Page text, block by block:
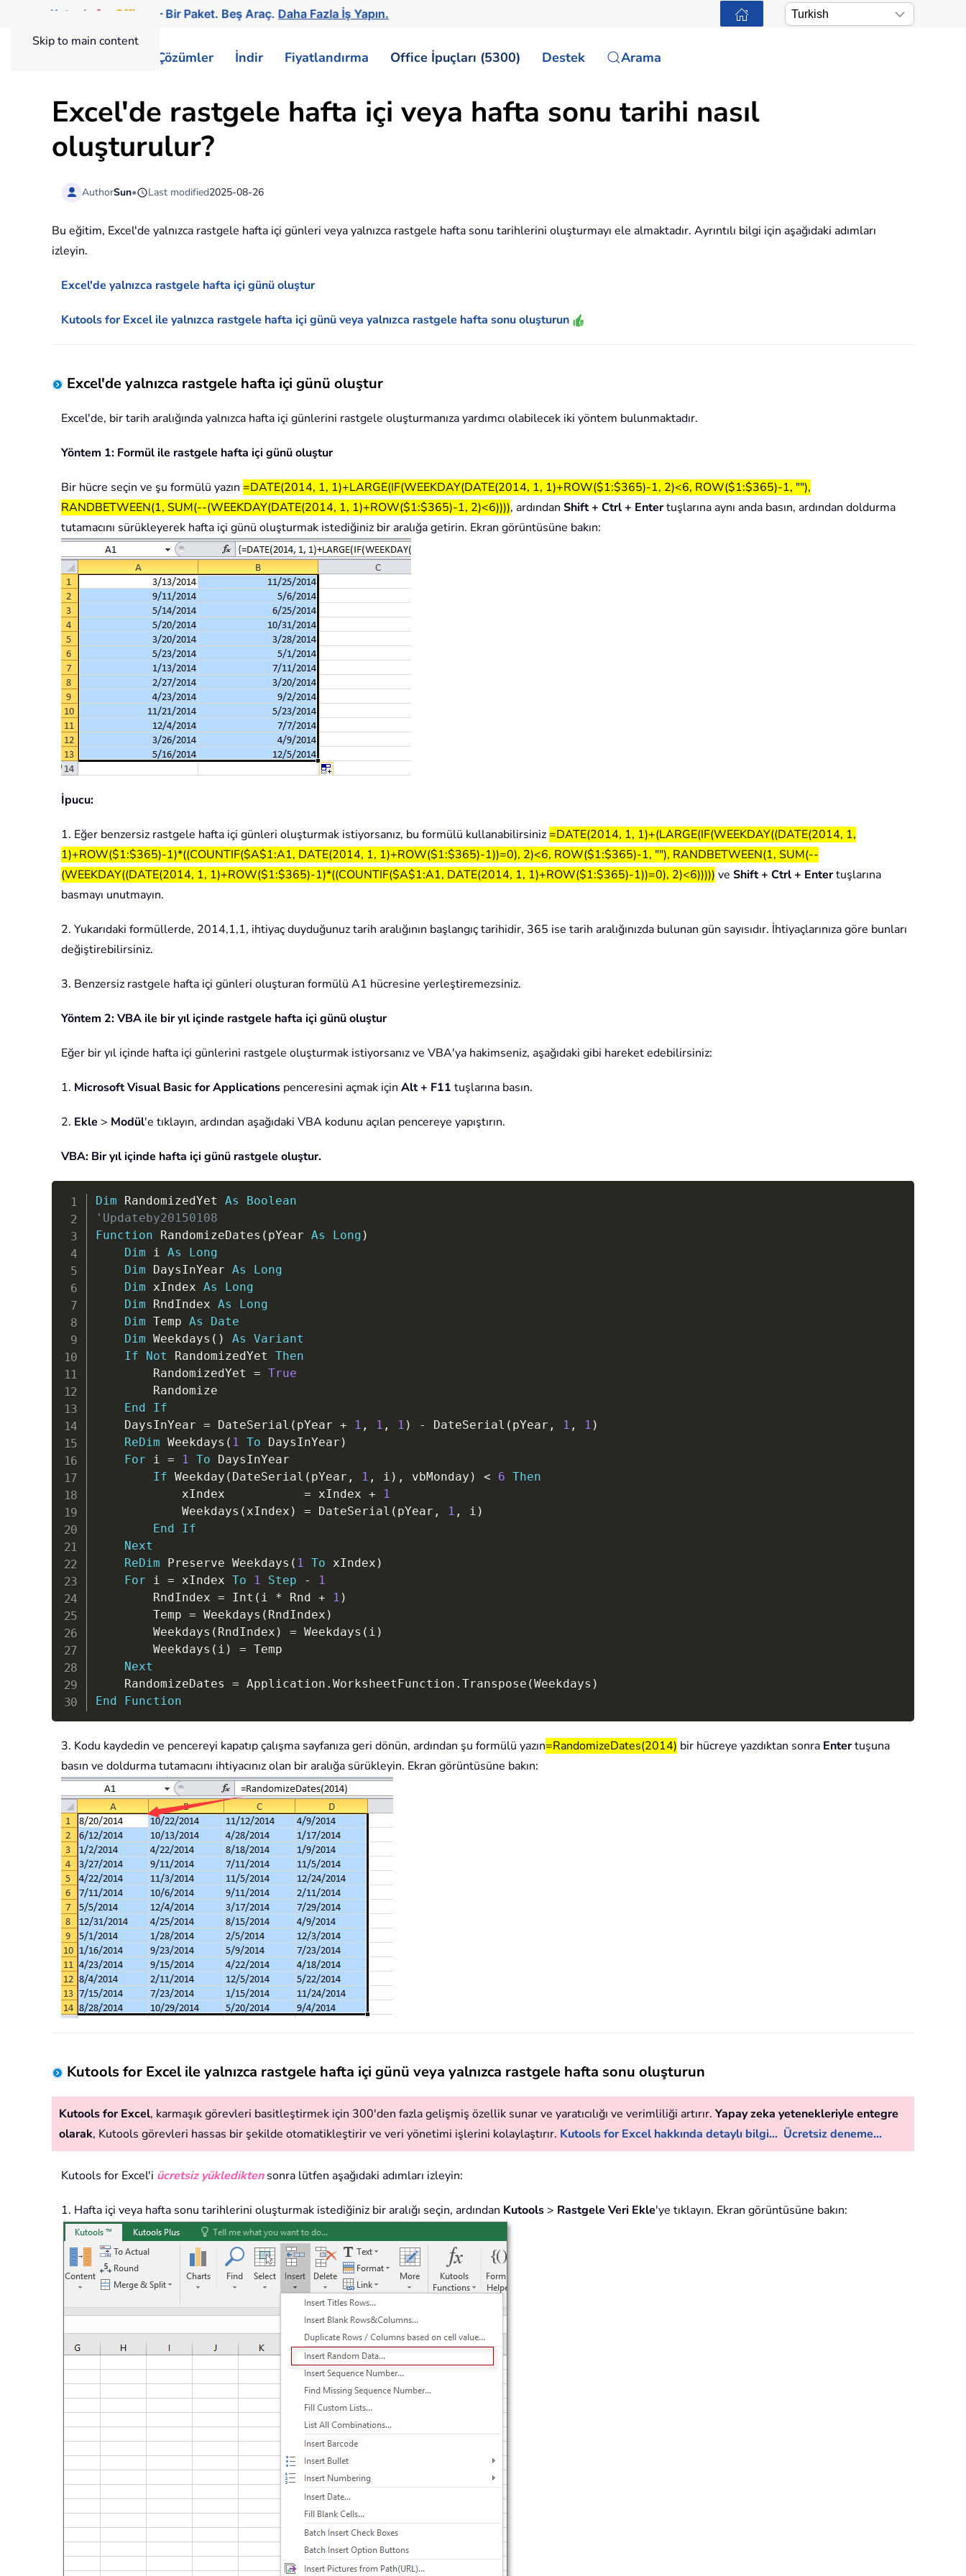
Skip to main content
Kutools for Office — Bir Paket. Beş Araç.Daha Fazla İş Yapın.
Çözümler İndir Fiyatlandırma Office İpuçları (5300) Destek Arama
Excel'de rastgele hafta içi veya hafta sonu tarihi nasıl
oluşturulur?
AuthorSun• Last modified2025-08-26
Bu eğitim, Excel'de yalnızca rastgele hafta içi günleri veya yalnızca rastgele hafta sonu tarihlerini oluşturmayı ele almaktadır. Ayrıntılı bilgi için aşağıdaki adımları
izleyin.
Excel'de yalnızca rastgele hafta içi günü oluştur
Kutools for Excel ile yalnızca rastgele hafta içi günü veya yalnızca rastgele hafta sonu oluşturun
Excel'de yalnızca rastgele hafta içi günü oluştur
Excel'de, bir tarih aralığında yalnızca hafta içi günlerini rastgele oluşturmanıza yardımcı olabilecek iki yöntem bulunmaktadır.
Yöntem 1: Formül ile rastgele hafta içi günü oluştur
Bir hücre seçin ve şu formülü yazın =DATE(2014, 1, 1)+LARGE(IF(WEEKDAY(DATE(2014, 1, 1)+ROW($1:$365)-1, 2)<6, ROW($1:$365)-1, ""),
RANDBETWEEN(1, SUM(--(WEEKDAY(DATE(2014, 1, 1)+ROW($1:$365)-1, 2)<6)))), ardından Shift + Ctrl + Entertuşlarına aynı anda basın, ardından doldurma
tutamacını sürükleyerek hafta içi günü oluşturmak istediğiniz bir aralığa getirin. Ekran görüntüsüne bakın:
İpucu:
1. Eğer benzersiz rastgele hafta içi günleri oluşturmak istiyorsanız, bu formülü kullanabilirsiniz =DATE(2014, 1, 1)+(LARGE(IF(WEEKDAY((DATE(2014, 1,
1)+ROW($1:$365)-1)*((COUNTIF($A$1:A1, DATE(2014, 1, 1)+ROW($1:$365)-1))=0), 2)<6, ROW($1:$365)-1, ""), RANDBETWEEN(1, SUM(--
(WEEKDAY((DATE(2014, 1, 1)+ROW($1:$365)-1)*((COUNTIF($A$1:A1, DATE(2014, 1, 1)+ROW($1:$365)-1))=0), 2)<6))))) ve Shift + Ctrl + Entertuşlarına
basmayı unutmayın.
2. Yukarıdaki formüllerde, 2014,1,1, ihtiyaç duyduğunuz tarih aralığının başlangıç tarihidir, 365 ise tarih aralığınızda bulunan gün sayısıdır. İhtiyaçlarınıza göre bunları
değiştirebilirsiniz.
3. Benzersiz rastgele hafta içi günleri oluşturan formülü A1 hücresine yerleştiremezsiniz.
Yöntem 2: VBA ile bir yıl içinde rastgele hafta içi günü oluştur
Eğer bir yıl içinde hafta içi günlerini rastgele oluşturmak istiyorsanız ve VBA'ya hakimseniz, aşağıdaki gibi hareket edebilirsiniz:
1. Microsoft Visual Basic for Applications penceresini açmak için Alt + F11 tuşlarına basın.
2. Ekle > Modül'e tıklayın, ardından aşağıdaki VBA kodunu açılan pencereye yapıştırın.
VBA: Bir yıl içinde hafta içi günü rastgele oluştur.
Dim RandomizedYet As
Boolean
'Updateby20150108
Function RandomizeDates ( pYear As Long )
Dim i As
Long
Dim DaysInYear As
Long
Dim xIndex As
Long
Dim RndIndex As
Long
Dim Temp As
Date
Dim Weekdays ( ) As
Variant
If
Not RandomizedYet Then
		RandomizedYet
= True
End
If
	DaysInYear
= DateSerial ( pYear + 1 , 1 , 1 ) - DateSerial ( pYear , 1 , 1 )
ReDim Weekdays ( 1 To DaysInYear )
For i = 1 To DaysInYear
If Weekday ( DateSerial ( pYear , 1 , i ) , vbMonday ) < 6 Then
			xIndex
= xIndex +
1
			Weekdays
( xIndex ) = DateSerial ( pYear , 1 , i )
End
If
Next
ReDim Preserve Weekdays ( 1 To xIndex )
For i = xIndex To 1 Step -
1
		RndIndex
= Int ( i * Rnd + 1 )
		Temp
= Weekdays ( RndIndex )
		Weekdays
( RndIndex ) = Weekdays ( i )
		Weekdays
( i ) = Temp
Next
	RandomizeDates
= Application . WorksheetFunction . Transpose (Weekdays )
End
Function
3. Kodu kaydedin ve pencereyi kapatıp çalışma sayfanıza geri dönün, ardından şu formülü yazın=RandomizeDates(2014) bir hücreye yazdıktan sonra Entertuşuna
basın ve doldurma tutamacını ihtiyacınız olan bir aralığa sürükleyin. Ekran görüntüsüne bakın:
Kutools for Excel ile yalnızca rastgele hafta içi günü veya yalnızca rastgele hafta sonu oluşturun
Kutools for Excel, karmaşık görevleri basitleştirmek için 300'den fazla gelişmiş özellik sunar ve yaratıcılığı ve verimliliği artırır. Yapay zeka yetenekleriyle entegre
olarak, Kutools görevleri hassas bir şekilde otomatikleştirir ve veri yönetimi işlerini kolaylaştırır. Kutools for Excel hakkında detaylı bilgi... Ücretsiz deneme...
Kutools for Excel'i ücretsiz yüklediktensonra lütfen aşağıdaki adımları izleyin:
1. Hafta içi veya hafta sonu tarihlerini oluşturmak istediğiniz bir aralığı seçin, ardından Kutools > Rastgele Veri Ekle'ye tıklayın. Ekran görüntüsüne bakın: